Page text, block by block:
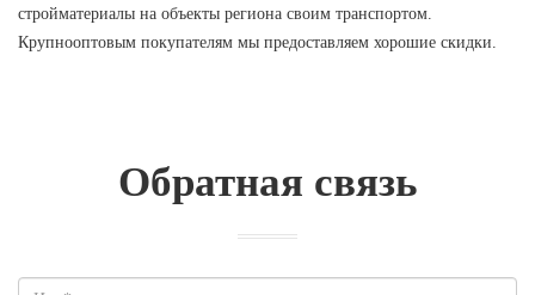
стройматериалы на объекты региона своим транспортом.
Крупнооптовым покупателям мы предоставляем хорошие скидки.
Обратная связь